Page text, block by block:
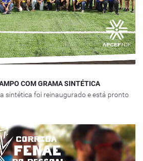
COM GRAMA SINTÉTICA
sintética foi reinaugurado e está pronto